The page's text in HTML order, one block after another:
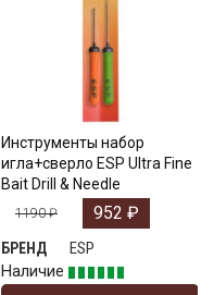
Инструменты набор
игла+сверло ESP Ultra Fine
Bait Drill & Needle
1190₽ 952 ₽
БРЕНД
ESP
Наличие